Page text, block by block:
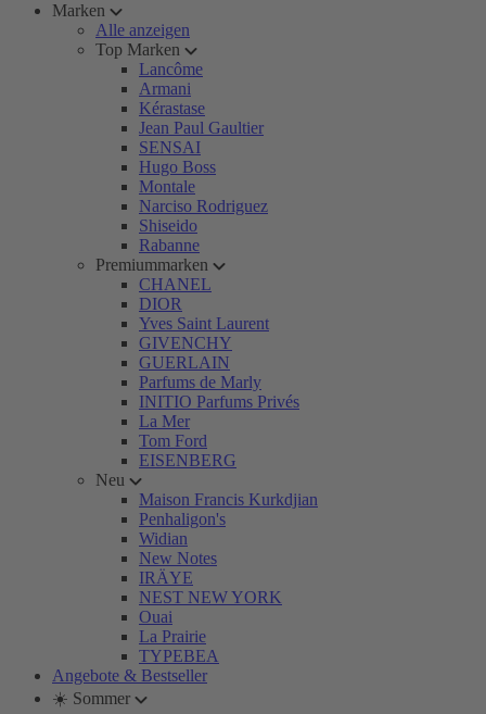
Marken
Alle anzeigen
Top Marken
Lancôme
Armani
Kérastase
Jean Paul Gaultier
SENSAI
Hugo Boss
Montale
Narciso Rodriguez
Shiseido
Rabanne
Premiummarken
CHANEL
DIOR
Yves Saint Laurent
GIVENCHY
GUERLAIN
Parfums de Marly
INITIO Parfums Privés
La Mer
Tom Ford
EISENBERG
Neu
Maison Francis Kurkdjian
Penhaligon's
Widian
New Notes
IRÄYE
NEST NEW YORK
Ouai
La Prairie
TYPEBEA
Angebote & Bestseller
☀️ Sommer